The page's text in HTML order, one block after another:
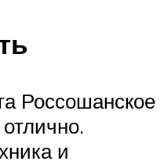
Россошанское
и